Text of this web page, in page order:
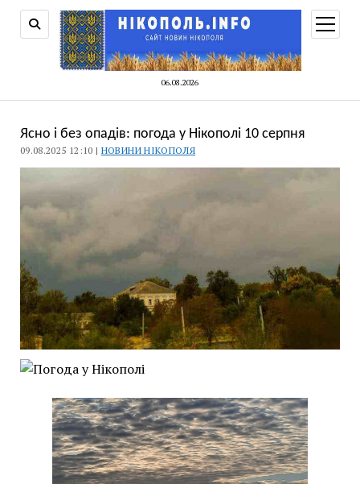
06.08.2026
меню
Ясно і без опадів: погода у Нікополі 10 серпня
09.08.2025 12:10 | НОВИНИ НІКОПОЛЯ